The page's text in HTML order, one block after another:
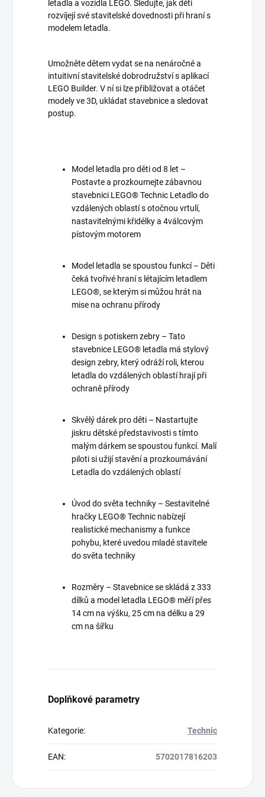
letadla a vozidla LEGO. Sledujte, jak děti
rozvíjejí své stavitelské dovednosti při hraní s
modelem letadla.
Umožněte dětem vydat se na nenáročné a
intuitivní stavitelské dobrodružství s aplikací
LEGO Builder. V ní si lze přibližovat a otáčet
modely ve 3D, ukládat stavebnice a sledovat
postup.
Model letadla pro děti od 8 let –
Postavte a prozkoumejte zábavnou
stavebnici LEGO® Technic Letadlo do
vzdálených oblastí s otočnou vrtulí,
nastavitelnými křidélky a 4válcovým
pístovým motorem
Model letadla se spoustou funkcí – Děti
čeká tvořivé hraní s létajícím letadlem
LEGO®, se kterým si můžou hrát na
mise na ochranu přírody
Design s potiskem zebry – Tato
stavebnice LEGO® letadla má stylový
design zebry, který odráží roli, kterou
letadla do vzdálených oblastí hrají při
ochraně přírody
Skvělý dárek pro děti – Nastartujte
jiskru dětské představivosti s tímto
malým dárkem se spoustou funkcí. Malí
piloti si užijí stavění a prozkoumávání
Letadla do vzdálených oblastí
Úvod do světa techniky – Sestavitelné
hračky LEGO® Technic nabízejí
realistické mechanismy a funkce
pohybu, které uvedou mladé stavitele
do světa techniky
Rozměry – Stavebnice se skládá z 333
dílků a model letadla LEGO® měří přes
14 cm na výšku, 25 cm na délku a 29
cm na šířku
Doplňkové parametry
Kategorie: Technic
EAN: 5702017816203